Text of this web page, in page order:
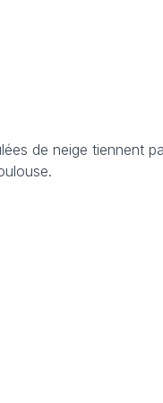
de neige tiennent